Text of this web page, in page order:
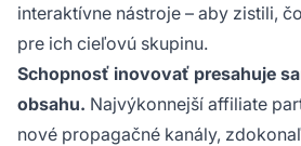
interaktívne nástroje – aby zistili,
pre ich cieľovú skupinu.
Schopnosť inovovať presahuje
obsahu. Najvýkonnejší affiliate
nové propagačné kanály,